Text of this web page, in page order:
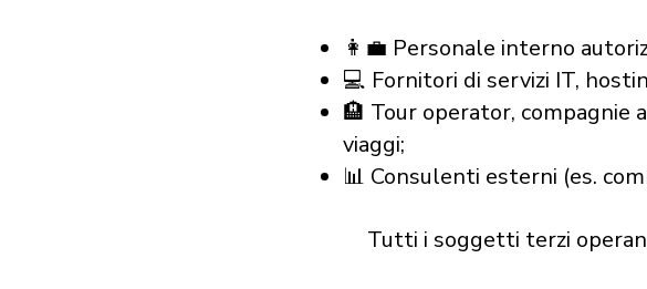
👩‍💼 Personale interno
💻 Fornitori di servizi IT,
🏨 Tour operator, compagnie
viaggi;
📊 Consulenti esterni (es.
Tutti i soggetti terzi